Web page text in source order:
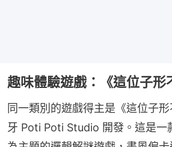
趣味體驗遊戲：《這位子形
同一類別的遊戲得主是《這位子
牙 Poti Poti Studio 開發。這是一